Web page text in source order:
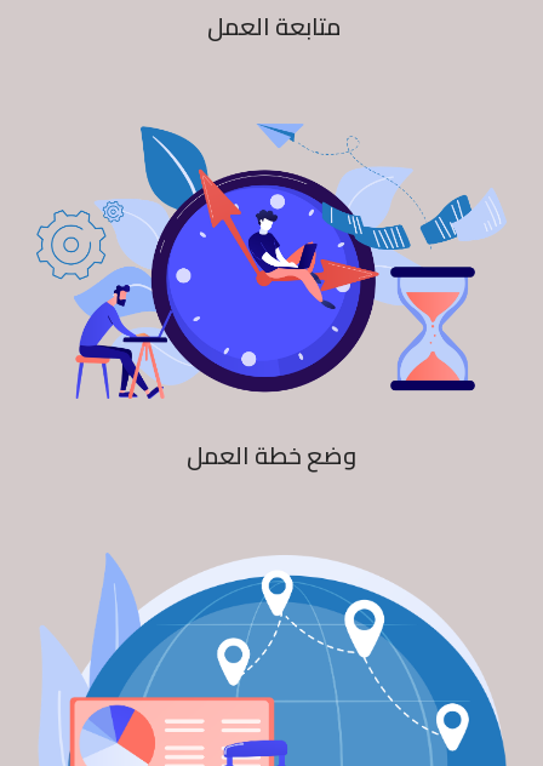
متابعة العمل
وضع خطة العمل